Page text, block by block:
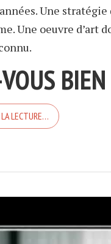
Une
Une oeuvre d’art
LECTURE…